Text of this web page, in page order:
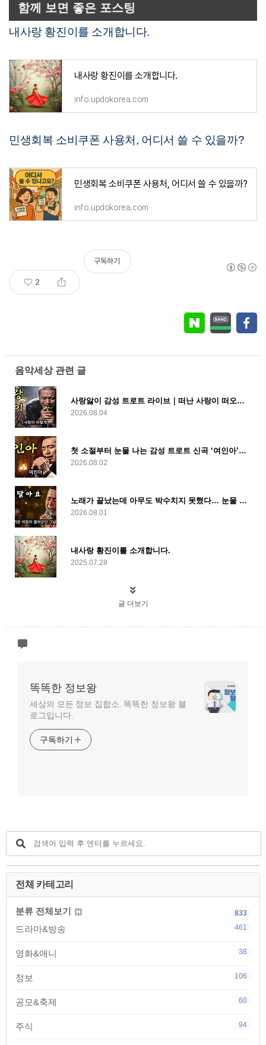
함께 보면 좋은 포스팅
내사랑 황진이를 소개합니다.
내사랑 황진이를 소개합니다.
info.updokorea.com
민생회복 소비쿠폰 사용처, 어디서 쓸 수 있을까?
민생회복 소비쿠폰 사용처, 어디서 쓸 수 있을까?
info.updokorea.com
2
구독하기
음악세상 관련 글
사랑앓이 감성 트로트 라이브｜떠난 사랑이 떠오르는 눈물 나는 노래
2026.08.04
첫 소절부터 눈물 나는 감성 트로트 신곡 ‘여인아’｜가슴을 울리는 애절한 라이브
2026.08.02
노래가 끝났는데 아무도 박수치지 못했다… 눈물 나는 트로트 라이브 ‘가지말아요’
2026.08.01
내사랑 황진이를 소개합니다.
2025.07.28
글 더보기
똑똑한 정보왕
세상의 모든 정보 집합소. 똑똑한 정보왕 블
로그입니다.
구독하기
전체 카테고리
분류 전체보기 833
드라마&방송 461
영화&애니 38
정보 106
공모&축제 60
주식 94